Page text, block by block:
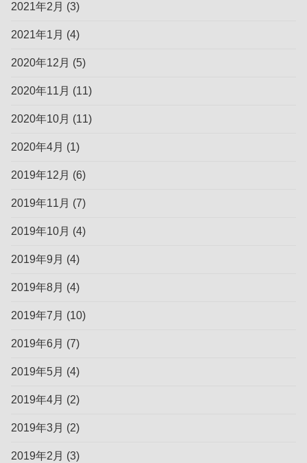
2021年2月 (3)
2021年1月 (4)
2020年12月 (5)
2020年11月 (11)
2020年10月 (11)
2020年4月 (1)
2019年12月 (6)
2019年11月 (7)
2019年10月 (4)
2019年9月 (4)
2019年8月 (4)
2019年7月 (10)
2019年6月 (7)
2019年5月 (4)
2019年4月 (2)
2019年3月 (2)
2019年2月 (3)